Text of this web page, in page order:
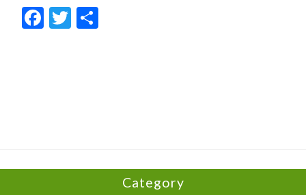
F
ac
T
w
Category